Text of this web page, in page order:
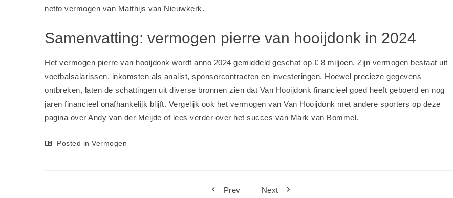
netto vermogen van Matthijs van Nieuwkerk.
Samenvatting: vermogen pierre van hooijdonk in 2024
Het vermogen pierre van hooijdonk wordt anno 2024 gemiddeld geschat op € 8 miljoen. Zijn vermogen bestaat uit
voetbalsalarissen, inkomsten als analist, sponsorcontracten en investeringen. Hoewel precieze gegevens
ontbreken, laten de schattingen uit diverse bronnen zien dat Van Hooijdonk financieel goed heeft geboerd en nog
jaren financieel onafhankelijk blijft. Vergelijk ook het vermogen van Van Hooijdonk met andere sporters op deze
pagina over Andy van der Meijde of lees verder over het succes van Mark van Bommel.
Posted in Vermogen
Prev Next